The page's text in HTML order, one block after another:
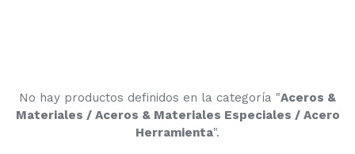
No hay productos definidos en la categoría "Aceros &
Materiales / Aceros & Materiales Especiales / Acero
Herramienta".